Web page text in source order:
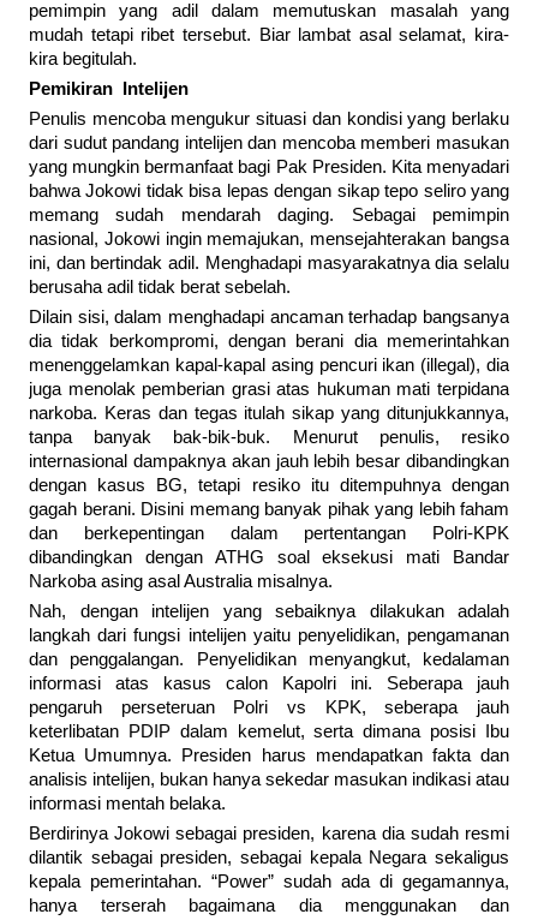
pemimpin yang adil dalam memutuskan masalah yang
mudah tetapi ribet tersebut. Biar lambat asal selamat, kira-
kira begitulah.
Pemikiran Intelijen
Penulis mencoba mengukur situasi dan kondisi yang berlaku
dari sudut pandang intelijen dan mencoba memberi masukan
yang mungkin bermanfaat bagi Pak Presiden. Kita menyadari
bahwa Jokowi tidak bisa lepas dengan sikap tepo seliro yang
memang sudah mendarah daging. Sebagai pemimpin
nasional, Jokowi ingin memajukan, mensejahterakan bangsa
ini, dan bertindak adil. Menghadapi masyarakatnya dia selalu
berusaha adil tidak berat sebelah.
Dilain sisi, dalam menghadapi ancaman terhadap bangsanya
dia tidak berkompromi, dengan berani dia memerintahkan
menenggelamkan kapal-kapal asing pencuri ikan (illegal), dia
juga menolak pemberian grasi atas hukuman mati terpidana
narkoba. Keras dan tegas itulah sikap yang ditunjukkannya,
tanpa banyak bak-bik-buk. Menurut penulis, resiko
internasional dampaknya akan jauh lebih besar dibandingkan
dengan kasus BG, tetapi resiko itu ditempuhnya dengan
gagah berani. Disini memang banyak pihak yang lebih faham
dan berkepentingan dalam pertentangan Polri-KPK
dibandingkan dengan ATHG soal eksekusi mati Bandar
Narkoba asing asal Australia misalnya.
Nah, dengan intelijen yang sebaiknya dilakukan adalah
langkah dari fungsi intelijen yaitu penyelidikan, pengamanan
dan penggalangan. Penyelidikan menyangkut, kedalaman
informasi atas kasus calon Kapolri ini. Seberapa jauh
pengaruh perseteruan Polri vs KPK, seberapa jauh
keterlibatan PDIP dalam kemelut, serta dimana posisi Ibu
Ketua Umumnya. Presiden harus mendapatkan fakta dan
analisis intelijen, bukan hanya sekedar masukan indikasi atau
informasi mentah belaka.
Berdirinya Jokowi sebagai presiden, karena dia sudah resmi
dilantik sebagai presiden, sebagai kepala Negara sekaligus
kepala pemerintahan. “Power” sudah ada di gegamannya,
hanya terserah bagaimana dia menggunakan dan